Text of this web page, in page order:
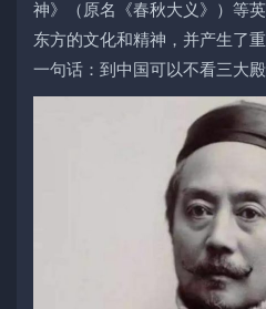
神》（原名《春秋大义》）等
东方的文化和精神，并产生了
一句话：到中国可以不看三大